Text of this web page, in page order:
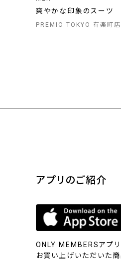
爽やかな印象のスーツ
PREMIO TOKYO 有楽町店
アプリのご紹介
ONLY MEMBERSアプリ
お買い上げいただいた商